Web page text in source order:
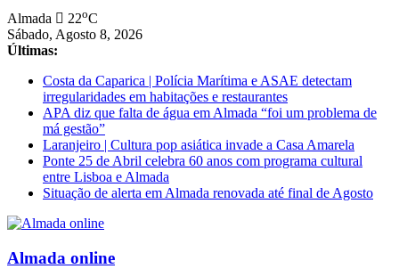
Saltar
para
conteúdo
Almada 22oC
Sábado, Agosto 8, 2026
Últimas:
Costa da Caparica | Polícia Marítima e ASAE detectam
irregularidades em habitações e restaurantes
APA diz que falta de água em Almada “foi um problema de
má gestão”
Laranjeiro | Cultura pop asiática invade a Casa Amarela
Ponte 25 de Abril celebra 60 anos com programa cultural
entre Lisboa e Almada
Situação de alerta em Almada renovada até final de Agosto
Almada online